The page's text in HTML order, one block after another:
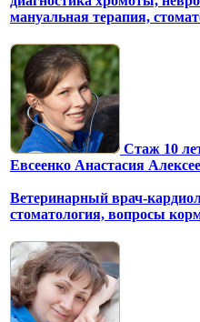
мануальная терапия,
Стаж 10
Евсеенко Анастасия
Ветеринарный врач-
стоматология, вопросы